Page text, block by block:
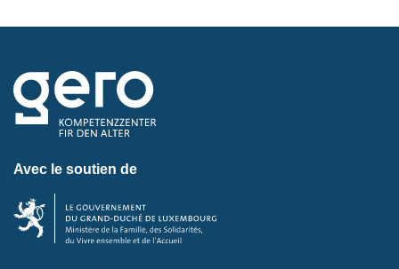
Avec le soutien de